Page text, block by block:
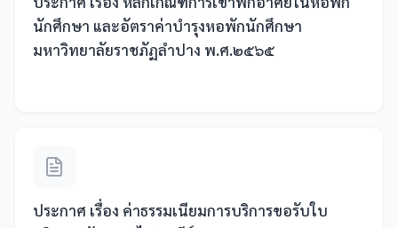
นักศึกษา และอัตราค่าบำรุงหอพักนักศึกษา
มหาวิทยาลัยราชภัฏลำปาง พ.ศ.๒๕๖๕
ประกาศ เรื่อง ค่าธรรมเนียมการบริการขอรับใบ